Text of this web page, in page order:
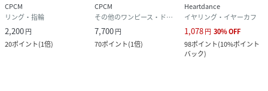
CPCM
リング・指輪
2,200円
20ポイント(1倍)
CPCM
その他のワンピース・ドレス
7,700円
70ポイント(1倍)
Heartdance
イヤリング・イヤーカフ
1,078円 30%OFF
98ポイント(10%ポイント
バック)